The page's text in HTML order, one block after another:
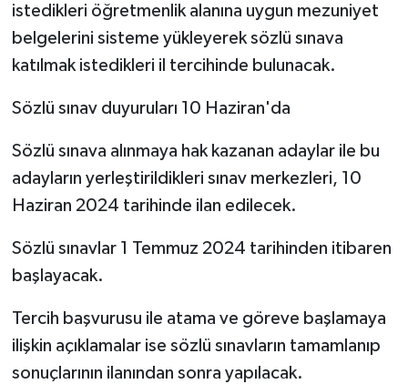
istedikleri öğretmenlik alanına uygun mezuniyet
belgelerini sisteme yükleyerek sözlü sınava
katılmak istedikleri il tercihinde bulunacak.
Sözlü sınav duyuruları 10 Haziran'da
Sözlü sınava alınmaya hak kazanan adaylar ile bu
adayların yerleştirildikleri sınav merkezleri, 10
Haziran 2024 tarihinde ilan edilecek.
Sözlü sınavlar 1 Temmuz 2024 tarihinden itibaren
başlayacak.
Tercih başvurusu ile atama ve göreve başlamaya
ilişkin açıklamalar ise sözlü sınavların tamamlanıp
sonuçlarının ilanından sonra yapılacak.